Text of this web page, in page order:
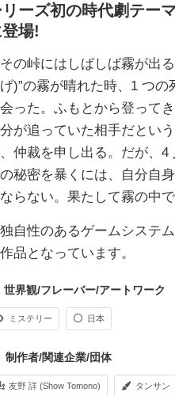
リーズ初の時代劇テー
登場!
の峠にはしばしば霧が出
)”の霧が晴れた時、1 つ
った。ふもとから登って
が追っていた相手だとい
仲裁を申し出る。だが、
秘密を暴くには、自分自
らない。果たして霧の中
自性のあるゲームシステ
品となっています。
世界観/フレーバー/アートワーク
ミステリー 日本
制作者/関連企業/団体
友野 詳 (Show Tomono) タンサン